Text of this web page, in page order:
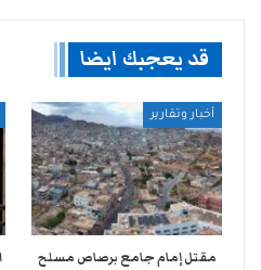
قد يعجبك ايضا
أخبار وتقارير
مقتل إمام جامع برصاص مسلح